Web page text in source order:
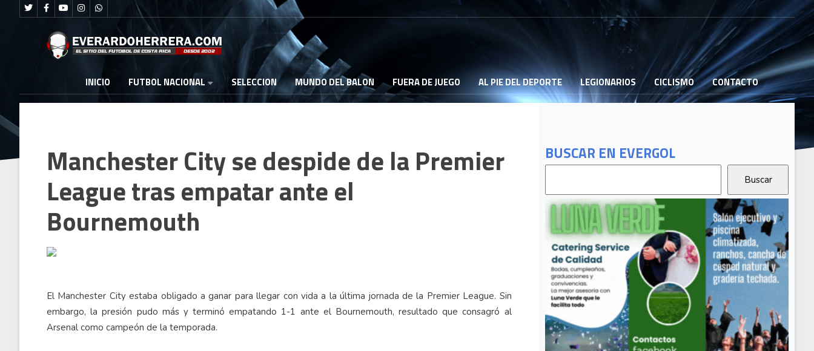
INICIO FUTBOL NACIONAL SELECCION MUNDO DEL BALON FUERA DE JUEGO AL PIE DEL DEPORTE LEGIONARIOS CICLISMO CONTACTO
BUSCAR EN EVERGOL
Manchester City se despide de la Premier
League tras empatar ante el
Bournemouth
El Manchester City estaba obligado a ganar para llegar con vida a la última jornada de la Premier League. Sin
embargo, la presión pudo más y terminó empatando 1-1 ante el Bournemouth, resultado que consagró al
Arsenal como campeón de la temporada.